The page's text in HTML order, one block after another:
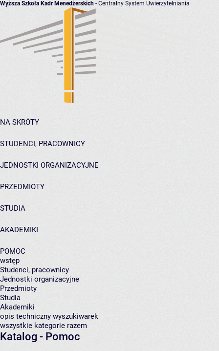
Wyższa Szkoła Kadr Menedżerskich - Centralny System Uwierzytelniania
NA SKRÓTY
STUDENCI, PRACOWNICY
JEDNOSTKI ORGANIZACYJNE
PRZEDMIOTY
STUDIA
AKADEMIKI
POMOC
wstęp
Studenci, pracownicy
Jednostki organizacyjne
Przedmioty
Studia
Akademiki
opis techniczny wyszukiwarek
wszystkie kategorie razem
Katalog - Pomoc